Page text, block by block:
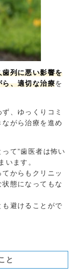
列に悪い影響を
ら、適切な治療を
、ゆっくりコミ
がら治療を進め
て”歯医者は怖い
います。
からもクリニッ
態になってもな
避けることがで
と